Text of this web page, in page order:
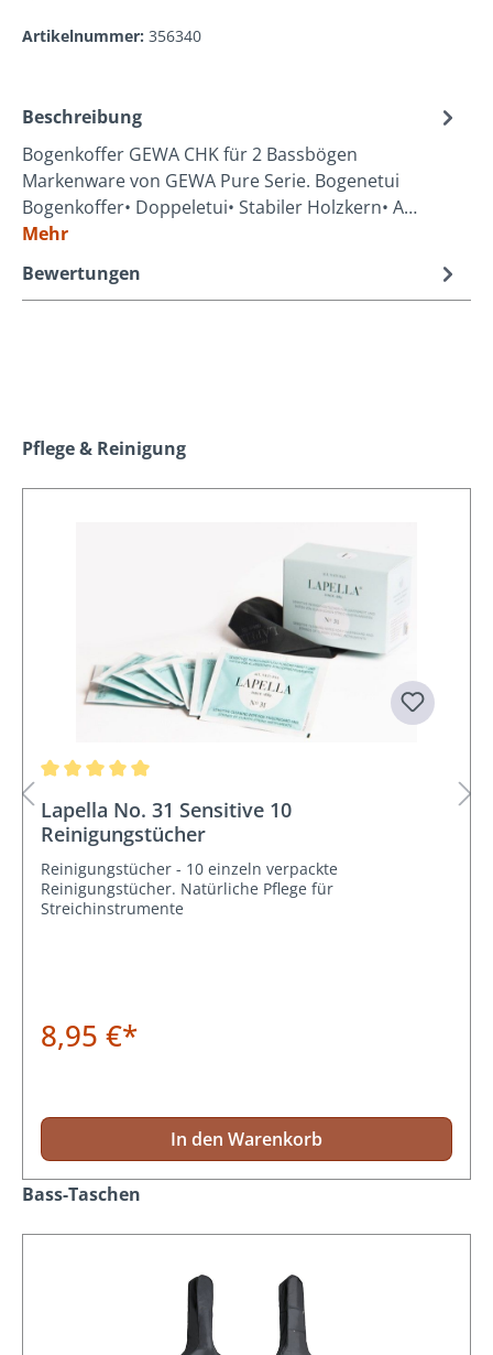
Artikelnummer: 356340
Beschreibung
Bogenkoffer GEWA CHK für 2 Bassbögen
Markenware von GEWA Pure Serie. Bogenetui
Bogenkoffer• Doppeletui• Stabiler Holzkern• A…
Mehr
Bewertungen
Produktgalerie überspringen
Pflege & Reinigung
Lapella No. 31 Sensitive 10
Reinigungstücher
Reinigungstücher - 10 einzeln verpackte
Reinigungstücher. Natürliche Pflege für
Streichinstrumente
8,95 €*
In den Warenkorb
Produktgalerie überspringen
Bass-Taschen